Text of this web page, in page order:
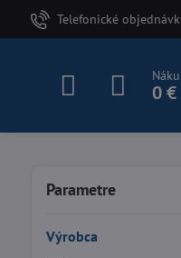
Telefonické
0 €
Parametre
Výrobca